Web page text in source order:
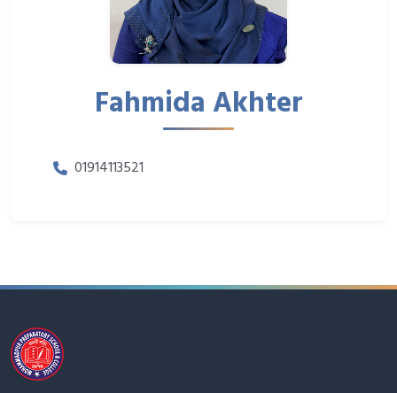
Fahmida Akhter
01914113521